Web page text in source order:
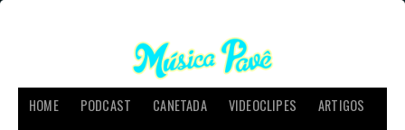
HOME PODCAST CANETADA VIDEOCLIPES
ARTIGOS